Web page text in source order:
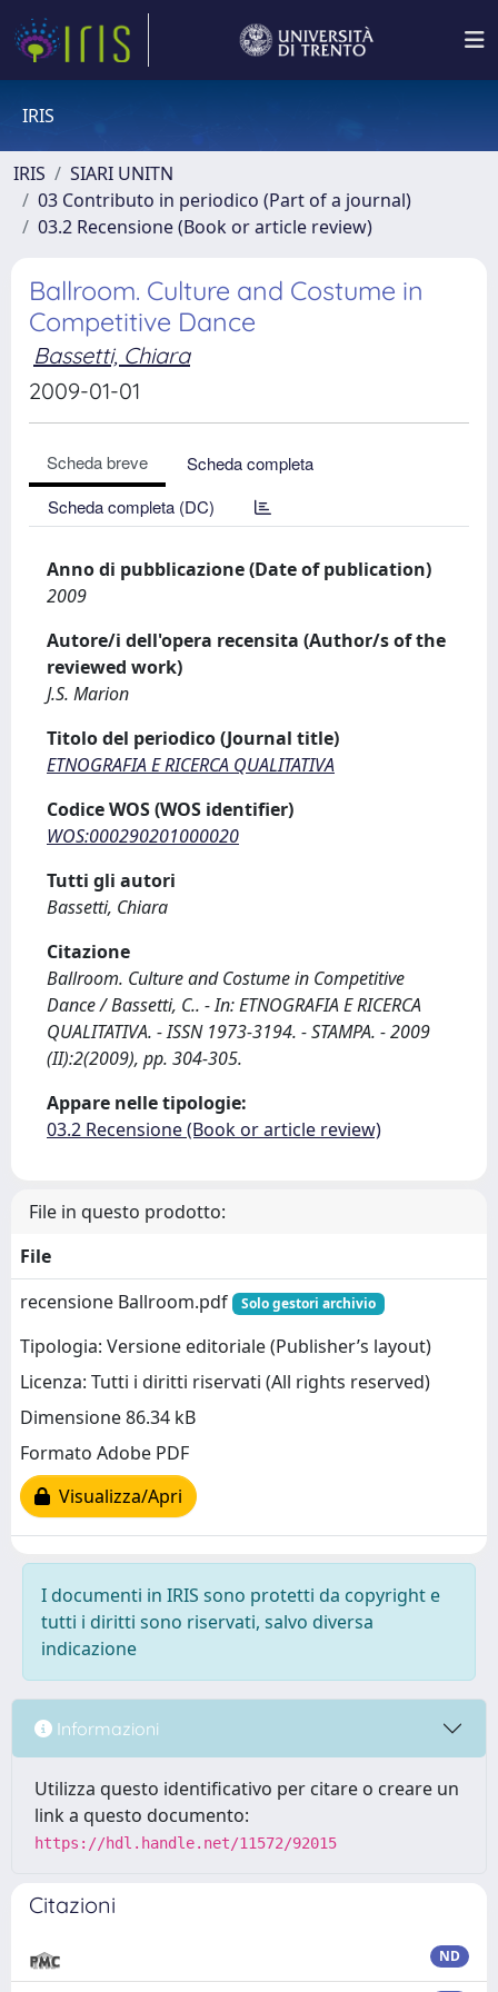
IRIS
IRIS
SIARI UNITN
03 Contributo in periodico (Part of a journal)
03.2 Recensione (Book or article review)
Ballroom. Culture and Costume in
Competitive Dance
Bassetti, Chiara
2009-01-01
Scheda breve
Scheda completa
Scheda completa (DC)
Anno di pubblicazione (Date of publication)
2009
Autore/i dell'opera recensita (Author/s of the
reviewed work)
J.S. Marion
Titolo del periodico (Journal title)
ETNOGRAFIA E RICERCA QUALITATIVA
Codice WOS (WOS identifier)
WOS:000290201000020
Tutti gli autori
Bassetti, Chiara
Citazione
Ballroom. Culture and Costume in Competitive
Dance / Bassetti, C.. - In: ETNOGRAFIA E RICERCA
QUALITATIVA. - ISSN 1973-3194. - STAMPA. - 2009
(II):2(2009), pp. 304-305.
Appare nelle tipologie:
03.2 Recensione (Book or article review)
File in questo prodotto:
File
recensione Ballroom.pdf
Solo gestori archivio
Tipologia: Versione editoriale (Publisher’s layout)
Licenza: Tutti i diritti riservati (All rights reserved)
Dimensione 86.34 kB
Formato Adobe PDF
Visualizza/Apri
I documenti in IRIS sono protetti da copyright e
tutti i diritti sono riservati, salvo diversa
indicazione
Informazioni
Utilizza questo identificativo per citare o creare un
link a questo documento:
https://hdl.handle.net/11572/92015
Citazioni
ND